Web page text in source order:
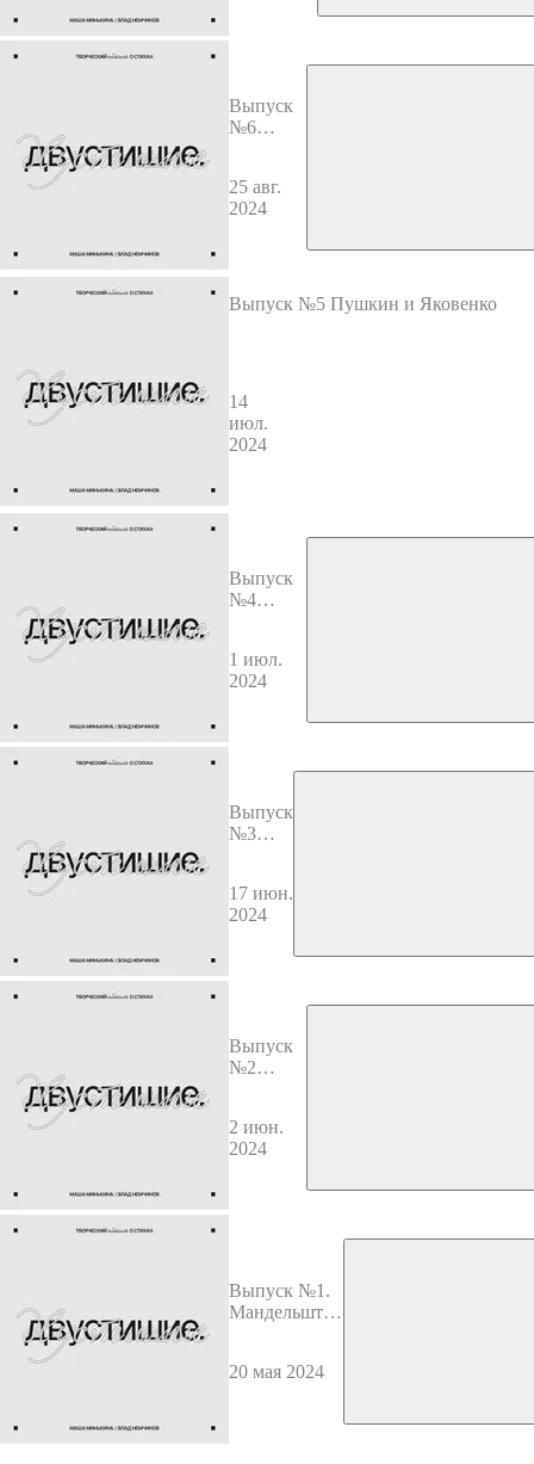
Выпуск
№6
Губанов
25 авг.
2024
Выпуск №5 Пушкин и Яковенко
14
июл.
2024
Выпуск
№4
1 июл.
2024
Выпуск
№3
Хармс
17 июн.
2024
Выпуск
№2
2 июн.
2024
Выпуск №1.
Мандельштам
20 мая 2024